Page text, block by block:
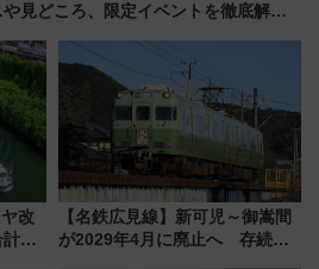
見どころ、限定イベントを徹底解
改
計
【名鉄広見線】新可児～御嵩間
が2029年4月に廃止へ 存続協